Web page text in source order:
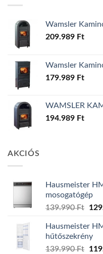
Wamsler
209.989 Ft
Wamsler
179.989 Ft
WAMSLER
194.989 Ft
AKCIÓS
Hausmeister
mosogatógép
139.990Ft
Hausmeister
hűtőszekrény
139.990Ft